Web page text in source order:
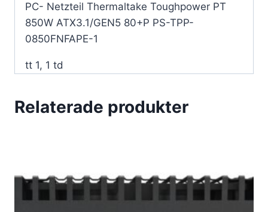
PC- Netzteil Thermaltake Toughpower PT
850W ATX3.1/GEN5 80+P PS-TPP-
0850FNFAPE-1
tt 1, 1 td
Relaterade produkter